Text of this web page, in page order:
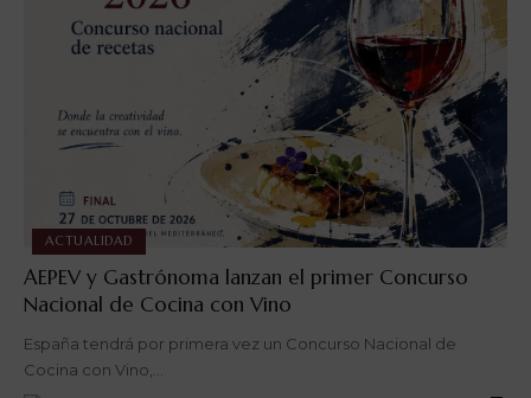
ACTUALIDAD
AEPEV y Gastrónoma lanzan el primer Concurso
Nacional de Cocina con Vino
España tendrá por primera vez un Concurso Nacional de
Cocina con Vino,…